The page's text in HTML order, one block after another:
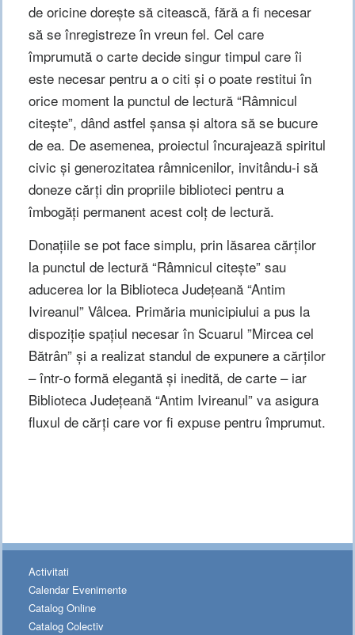
de oricine doreşte să citească, fără a fi necesar
să se înregistreze în vreun fel. Cel care
împrumută o carte decide singur timpul care îi
este necesar pentru a o citi şi o poate restitui în
orice moment la punctul de lectură “Râmnicul
citeşte”, dând astfel şansa şi altora să se bucure
de ea. De asemenea, proiectul încurajează spiritul
civic şi generozitatea râmnicenilor, invitându-i să
doneze cărţi din propriile biblioteci pentru a
îmbogăţi permanent acest colţ de lectură.
Donaţiile se pot face simplu, prin lăsarea cărţilor
la punctul de lectură “Râmnicul citeşte” sau
aducerea lor la Biblioteca Judeţeană “Antim
Ivireanul” Vâlcea. Primăria municipiului a pus la
dispoziţie spaţiul necesar în Scuarul ”Mircea cel
Bătrân” şi a realizat standul de expunere a cărţilor
– într-o formă elegantă şi inedită, de carte – iar
Biblioteca Judeţeană “Antim Ivireanul” va asigura
fluxul de cărţi care vor fi expuse pentru împrumut.
Activitati
Calendar Evenimente
Catalog Online
Catalog Colectiv